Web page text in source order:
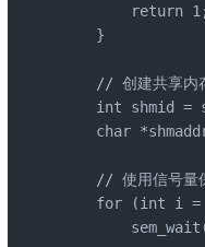
        return 1;
    }
// 创建共享内
int shmid =
char
// 使用信号量
for (int i